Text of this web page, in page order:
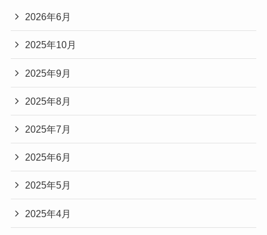
2026年6月
2025年10月
2025年9月
2025年8月
2025年7月
2025年6月
2025年5月
2025年4月